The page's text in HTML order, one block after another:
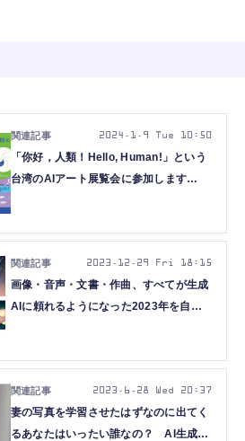
「你好，人類！Hello, Human!」という
台湾のAIアート展覧会に参加します
2024.1.9 Tue 10:50
画像・音声・文書・作曲、すべてが生成
AIに頼れるようになった2023年を自分
2023.12.29 Fri 18:15
妻の写真を学習させたはずなのに出てく
るあなたはいったい誰なの？ AI生成グ
2023.6.28 Wed 20:37